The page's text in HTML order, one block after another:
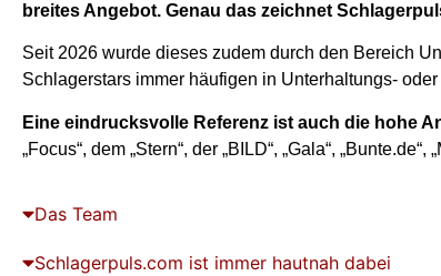
breites Angebot. Genau das zeichnet
Seit 2026 wurde dieses zudem durch den Bereich
Schlagerstars immer häufigen in Unterhaltungs-
Eine eindrucksvolle Referenz ist auch die hohe
„Focus“, dem „Stern“, der „BILD“, „Gala“,
Das Team
Schlagerpuls.com ist immer hautnah dabei